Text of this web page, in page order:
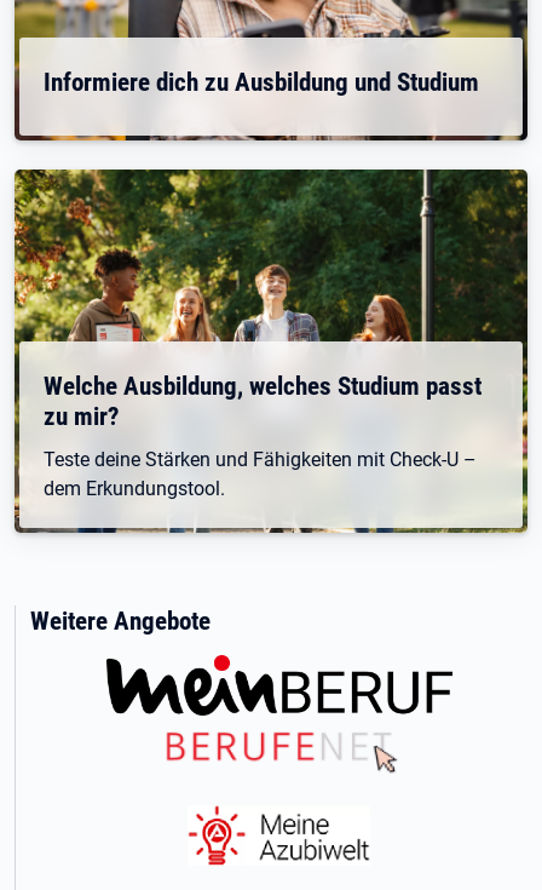
Informiere dich zu Ausbildung und Studium
Welche Ausbildung, welches Studium passt
zu mir?
Teste deine Stärken und Fähigkeiten mit Check-U –
dem Erkundungstool.
Weitere Angebote